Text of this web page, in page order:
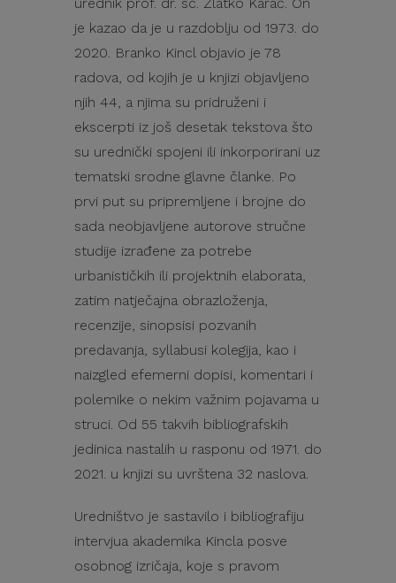
je kazao da je u razdoblju od 1973. do
2020. Branko Kincl objavio je 78
radova, od kojih je u knjizi objavljeno
njih 44, a njima su pridruženi i
ekscerpti iz još desetak tekstova što
su urednički spojeni ili inkorporirani uz
tematski srodne glavne članke. Po
prvi put su pripremljene i brojne do
sada neobjavljene autorove stručne
studije izrađene za potrebe
urbanističkih ili projektnih elaborata,
zatim natječajna obrazloženja,
recenzije, sinopsisi pozvanih
predavanja, syllabusi kolegija, kao i
naizgled efemerni dopisi, komentari i
polemike o nekim važnim pojavama u
struci. Od 55 takvih bibliografskih
jedinica nastalih u rasponu od 1971. do
2021. u knjizi su uvrštena 32 naslova.
Uredništvo je sastavilo i bibliografiju
intervjua akademika Kincla posve
osobnog izričaja, koje s pravom